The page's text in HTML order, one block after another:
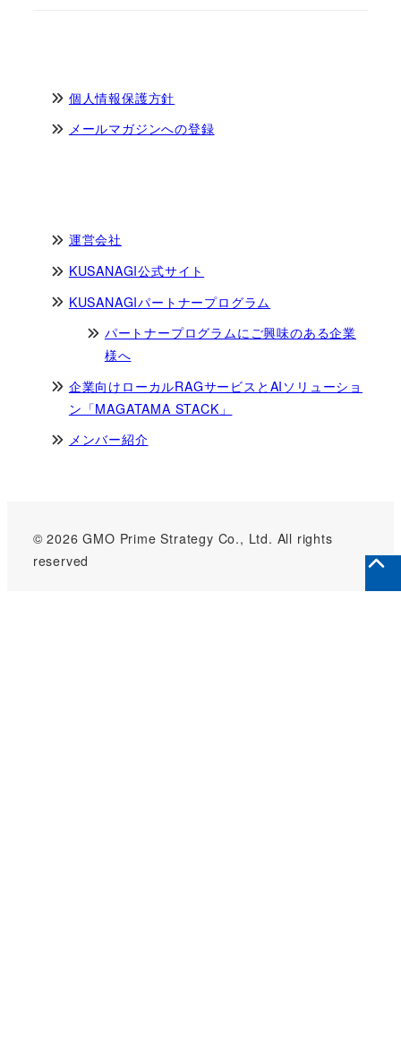
個人情報保護方針
メールマガジンへの登録
運営会社
KUSANAGI公式サイト
KUSANAGIパートナープログラム
パートナープログラムにご興味のある企業
様へ
企業向けローカルRAGサービスとAIソリューショ
ン「MAGATAMA STACK」
メンバー紹介
© 2026 GMO Prime Strategy Co., Ltd. All rights
reserved